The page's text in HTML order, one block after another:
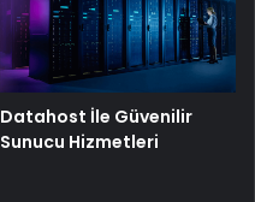
Datahost İle Güvenilir
Sunucu Hizmetleri